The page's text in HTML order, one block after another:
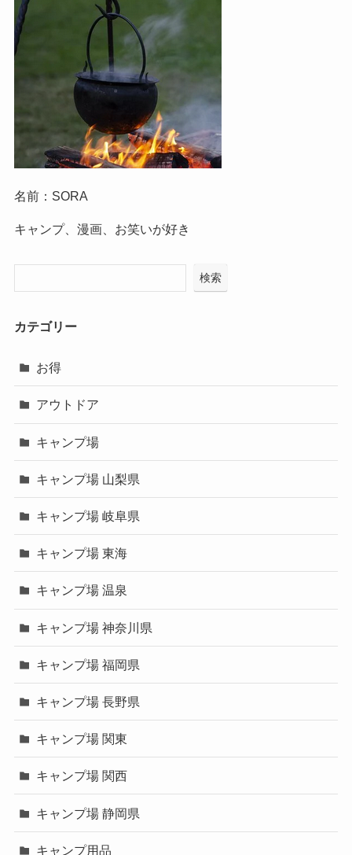
名前：SORA
キャンプ、漫画、お笑いが好き
検索
カテゴリー
お得
アウトドア
キャンプ場
キャンプ場 山梨県
キャンプ場 岐阜県
キャンプ場 東海
キャンプ場 温泉
キャンプ場 神奈川県
キャンプ場 福岡県
キャンプ場 長野県
キャンプ場 関東
キャンプ場 関西
キャンプ場 静岡県
キャンプ用品